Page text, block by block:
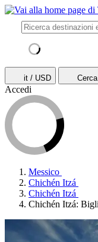
it / USD Cerca
Accedi
Messico
Chichén Itzá
Chichén Itzá
Chichén Itzá: